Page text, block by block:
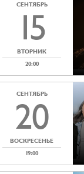
СЕНТЯБРЬ
15
ВТОРНИК
20:00
СЕНТЯБРЬ
20
ВОСКРЕСЕНЬЕ
19:00